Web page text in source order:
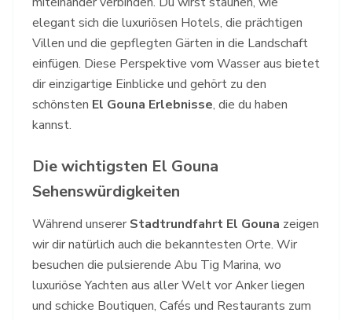
elegant sich die luxuriösen Hotels, die prächtigen
Villen und die gepflegten Gärten in die Landschaft
einfügen. Diese Perspektive vom Wasser aus bietet
dir einzigartige Einblicke und gehört zu den
schönsten El Gouna Erlebnisse, die du haben
kannst.
Die wichtigsten El Gouna
Sehenswürdigkeiten
Während unserer Stadtrundfahrt El Gouna zeigen
wir dir natürlich auch die bekanntesten Orte. Wir
besuchen die pulsierende Abu Tig Marina, wo
luxuriöse Yachten aus aller Welt vor Anker liegen
und schicke Boutiquen, Cafés und Restaurants zum